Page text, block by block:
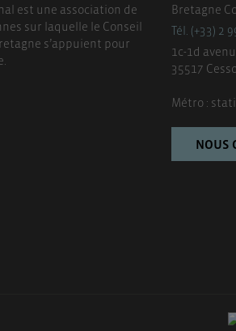
est une association de
sur laquelle le Conseil
s’appuient pour
Bretagne
Tél. (+33) 2
1c-1d
35517
Métro :
NOUS